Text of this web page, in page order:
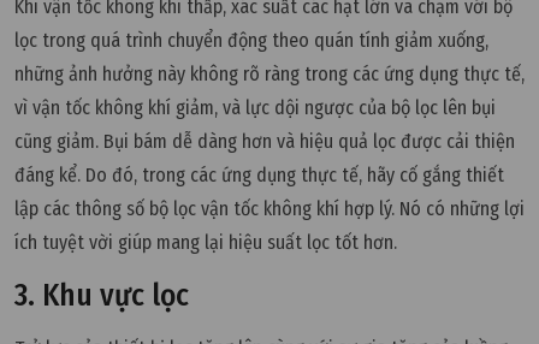
Khi vận tốc không khí thấp, xác suất các hạt lớn va chạm với bộ
lọc trong quá trình chuyển động theo quán tính giảm xuống,
những ảnh hưởng này không rõ ràng trong các ứng dụng thực tế,
vì vận tốc không khí giảm, và lực dội ngược của bộ lọc lên bụi
cũng giảm. Bụi bám dễ dàng hơn và hiệu quả lọc được cải thiện
đáng kể. Do đó, trong các ứng dụng thực tế, hãy cố gắng thiết
lập các thông số bộ lọc vận tốc không khí hợp lý. Nó có những lợi
ích tuyệt vời giúp mang lại hiệu suất lọc tốt hơn.
3. Khu vực lọc